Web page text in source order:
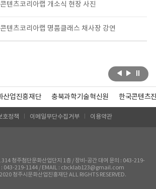
텐츠코리아랩 개소식 현장 사진
텐츠코리아랩 명품클래스 채사장 강연
산업진흥재단 충북과학기술혁신원 한국콘텐츠
호정책 이메일무단수집거부 이용약관
314 청주첨단문화산업단지 1층 / 장비-공간 대여 문의 : 043-219-
: 043-219-1144 / EMAIL : cbcklab123@gmail.com
청주시문화산업진흥재단 ALL RIGHTS RESERVED.